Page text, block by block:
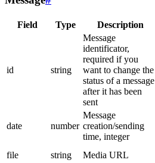
Field Type Description
id string
Message
identificator,
required if you
want to change the
status of a message
after it has been
sent
date number
Message
creation/sending
time, integer
file string Media URL